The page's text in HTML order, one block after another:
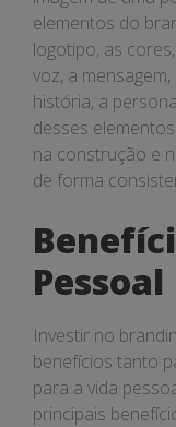
elementos do
logotipo, as
voz, a
história, a
desses
na construção e
de forma
Pessoal
Investir no
benefícios tanto
para a vida
principais